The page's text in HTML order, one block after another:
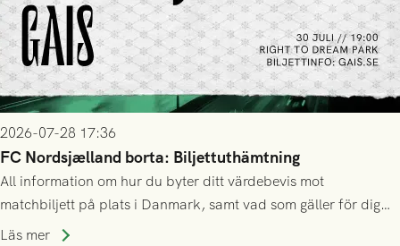
2026-07-28 17:36
FC Nordsjælland borta: Biljettuthämtning
All information om hur du byter ditt värdebevis mot
matchbiljett på plats i Danmark, samt vad som gäller för dig
som står på reservlista eller fått förhinder.
Läs mer